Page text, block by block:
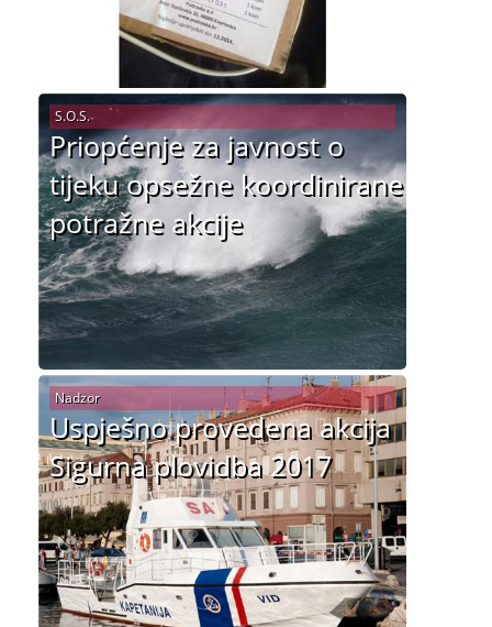
Priopćenje za javnost o
tijeku opsežne koordinirane
potražne akcije
S.O.S.
Uspješno provedena akcija
Sigurna plovidba 2017
Nadzor